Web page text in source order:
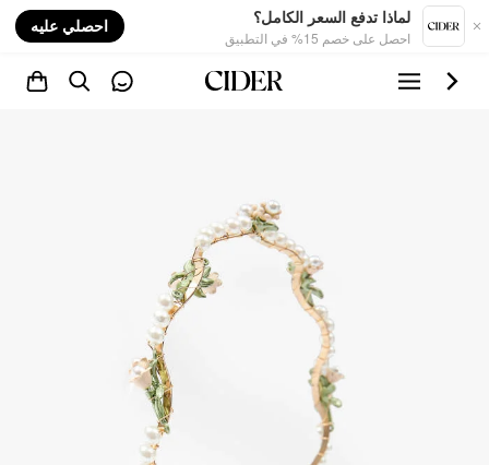
لماذا تدفع السعر الكامل؟
احصل على خصم 15% في التطبيق
احصلي عليه